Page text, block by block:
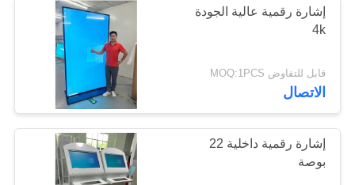
14
إشارة رقمية عالية الجودة
4k
قابل للتفاوض MOQ:1PCS
الاتصال
إشارة رقمية داخلية 22
بوصة